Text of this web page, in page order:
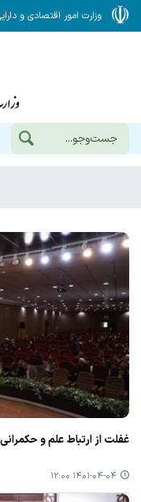
وزارت امور اقتصادی و
غفلت از ارتباط علم و
۱۴۰۱-۰۴-۰۴ ۱۲:۰۰